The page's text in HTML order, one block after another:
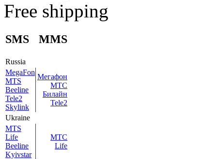
Free shipping
SMS MMS
Russia
MegaFon
MTS
Beeline
Tele2
Skylink
Мегафон
МТС
Билайн
Tele2
Ukraine
MTS
Life
Beeline
Kyivstar
МТС
Life